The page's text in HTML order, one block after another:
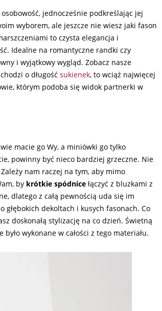
jednocześnie podkreślając jej
wyborem, ale jeszcze nie wiesz jaki fason
to czysta elegancja i
Idealne na romantyczne randki czy
i wyjątkowy wygląd. Zobacz nasze
o długość sukienek, to wciąż najwięcej
którym podoba się widok partnerki w
macie go Wy, a miniówki go tylko
powinny być nieco bardziej grzeczne. Nie
nam raczej na tym, aby mimo
by krótkie spódnice łączyć z bluzkami z
dlatego z całą pewnością uda się im
głębokich dekoltach i kusych fasonach. Co
doskonałą stylizację na co dzień. Świetną
wykonane w całości z tego materiału.